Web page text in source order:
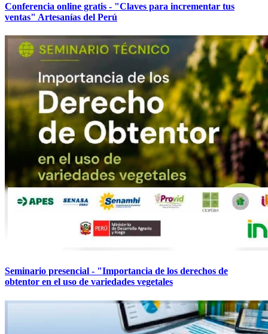
Conferencia online gratis - "Claves para incrementar tus
ventas" Artesanías del Perú
Seminario presencial - "Importancia de los derechos de
obtentor en el uso de variedades vegetales